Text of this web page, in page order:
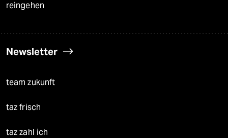
reingehen
Newsletter
team zukunft
taz frisch
taz zahl ich